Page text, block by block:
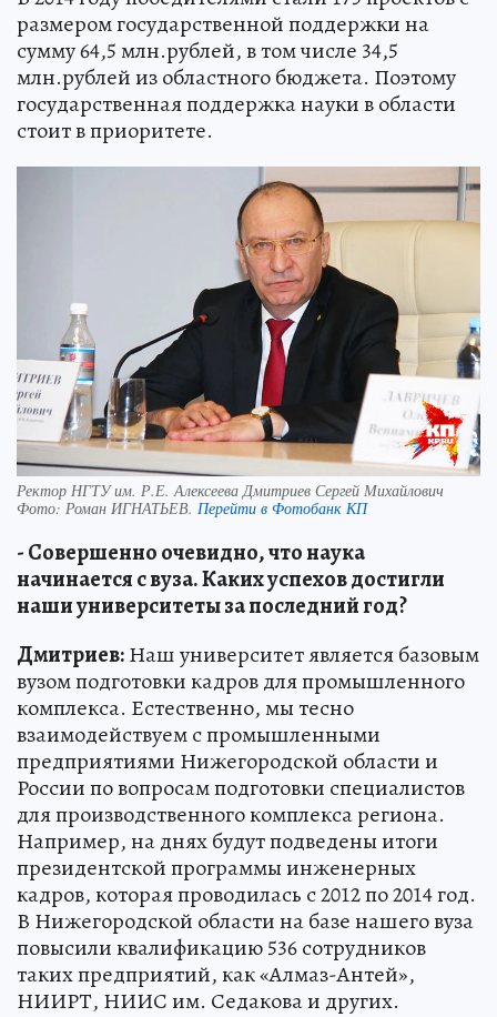
размером государственной поддержки на
сумму 64,5 млн.рублей, в том числе 34,5
млн.рублей из областного бюджета. Поэтому
государственная поддержка науки в области
стоит в приоритете.
Ректор НГТУ им. Р.Е. Алексеева Дмитриев Сергей Михайлович
Фото: Роман ИГНАТЬЕВ. Перейти в Фотобанк КП
- Совершенно очевидно, что наука
начинается с вуза. Каких успехов достигли
наши университеты за последний год?
Дмитриев:Наш университет является базовым
вузом подготовки кадров для промышленного
комплекса. Естественно, мы тесно
взаимодействуем с промышленными
предприятиями Нижегородской области и
России по вопросам подготовки специалистов
для производственного комплекса региона.
Например, на днях будут подведены итоги
президентской программы инженерных
кадров, которая проводилась с 2012 по 2014 год.
В Нижегородской области на базе нашего вуза
повысили квалификацию 536 сотрудников
таких предприятий, как «Алмаз-Антей»,
НИИРТ, НИИС им. Седакова и других.